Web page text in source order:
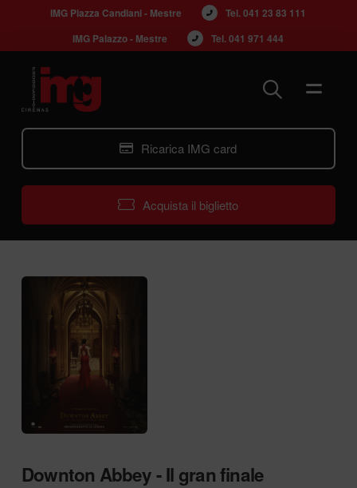
IMG Piazza Candiani - Mestre Tel. 041 23 83 111
IMG Palazzo - Mestre
Tel. 041 971 444
Ricarica IMG card
Acquista il biglietto
Downton Abbey - Il gran finale